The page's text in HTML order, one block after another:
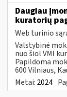
Daugiau
kuratorių
Web turinio
Valstybinė
nuo šiol VMI
Papildoma
600 Vilniaus,
Metai: 2024